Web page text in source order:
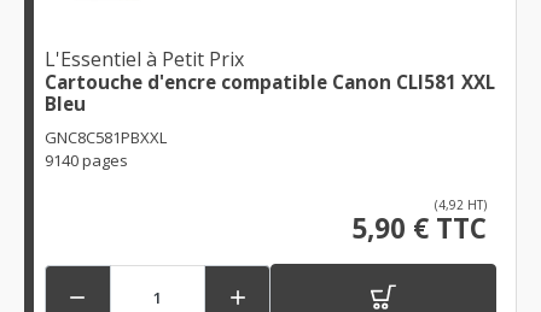
L'Essentiel à Petit Prix
Cartouche d'encre compatible Canon CLI581 XXL
Bleu
GNC8C581PBXXL
9140 pages
(4,92 HT)
5,90 € TTC
 